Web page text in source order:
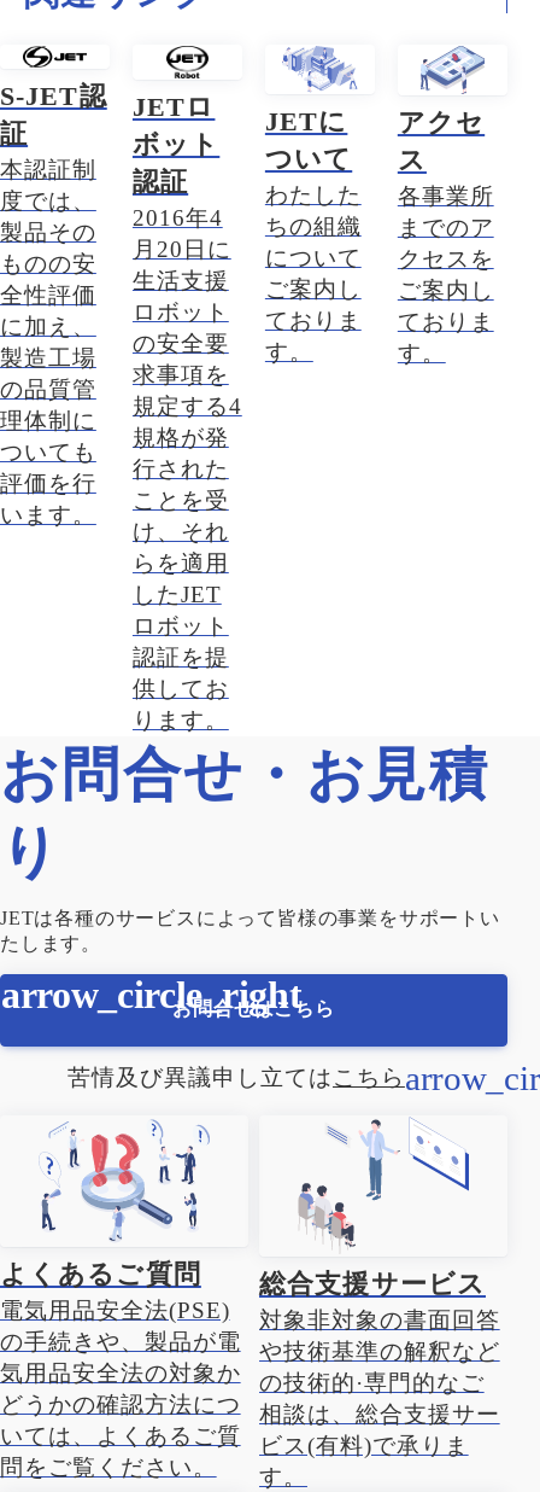
S-JET認
証
本認証制
度では、
製品その
ものの安
全性評価
に加え、
製造工場
の品質管
理体制に
ついても
評価を行
います。
JETロ
ボット
認証
2016年4
月20日に
生活支援
ロボット
の安全要
求事項を
規定する4
規格が発
行された
ことを受
け、それ
らを適用
したJET
ロボット
認証を提
供してお
ります。
JETに
ついて
わたした
ちの組織
について
ご案内し
ておりま
す。
アクセ
ス
各事業所
までのア
クセスを
ご案内し
ておりま
す。
お問合せ・お見積
り
JETは各種のサービスによって皆様の事業をサポートい
たします。
お問合せはこちら
苦情及び異議申し立てはこちら
よくあるご質問
電気用品安全法(PSE)
の手続きや、製品が電
気用品安全法の対象か
どうかの確認方法につ
いては、よくあるご質
問をご覧ください。
総合支援サービス
対象非対象の書面回答
や技術基準の解釈など
の技術的·専門的なご
相談は、総合支援サー
ビス(有料)で承りま
す。